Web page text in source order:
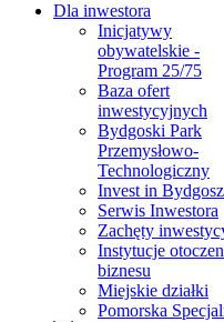
Dla inwestora
Inicjatywy
obywatelskie -
Program 25/75
Baza ofert
inwestycyjnych
Bydgoski Park
Przemysłowo-
Technologiczny
Invest in
Serwis Inwestora
Zachęty
Instytucje
biznesu
Miejskie działki
Pomorska